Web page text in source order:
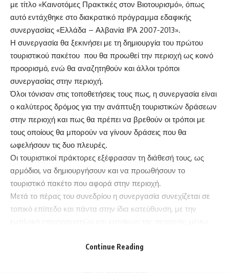
με τίτλο «Καινοτόμες Πρακτικές στον Βιοτουρισμό», όπως
αυτό εντάχθηκε στο διακρατικό πρόγραμμα εδαφικής
συνεργασίας «Ελλάδα – Αλβανία IPA 2007-2013».
Η συνεργασία θα ξεκινήσει με τη δημιουργία του πρώτου
τουριστικού πακέτου που θα προωθεί την περιοχή ως κοινό
προορισμό, ενώ θα αναζητηθούν και άλλοι τρόποι
συνεργασίας στην περιοχή.
Όλοι τόνισαν στις τοποθετήσεις τους πως, η συνεργασία είναι
ο καλύτερος δρόμος για την ανάπτυξη τουριστικών δράσεων
στην περιοχή και πως θα πρέπει να βρεθούν οι τρόποι με
τους οποίους θα μπορούν να γίνουν δράσεις που θα
ωφελήσουν τις δυο πλευρές.
Οι τουριστικοί πράκτορες εξέφρασαν τη διάθεσή τους, ως
αρμόδιοι, να δημιουργήσουν και να προωθήσουν το
τουριστικό πακέτο που αφορά στην περιοχή.
Μετά το πέρας του συνεδρίου η συνεργασία συνεχίζεται σε
τοπικό επίπεδο και πάντα στην ίδια κατεύθυνση, με την
Continue Reading